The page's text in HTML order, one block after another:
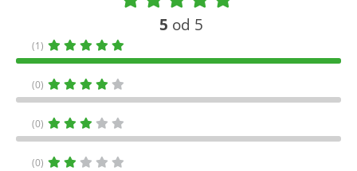
5 od 5
(1)
(0)
(0)
(0)